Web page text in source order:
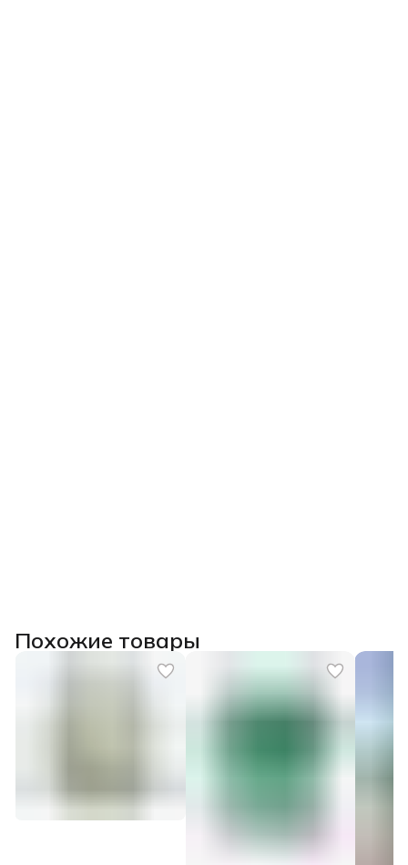
Похожие товары